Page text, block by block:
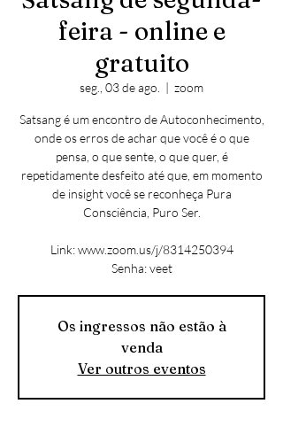
feira - online e
gratuito
seg., 03 de ago.
  |
zoom
Satsang é um encontro de Autoconhecimento,
onde os erros de achar que você é o que
pensa, o que sente, o que quer, é
repetidamente desfeito até que, em momento
de insight você se reconheça Pura
Consciência, Puro Ser.
Link: www.zoom.us/j/8314250394
Senha: veet
Os ingressos não estão à
venda
Ver outros eventos